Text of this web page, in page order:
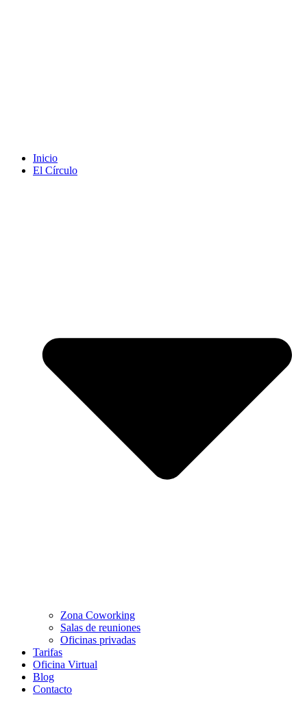
Inicio
El Círculo
Zona Coworking
Salas de reuniones
Oficinas privadas
Tarifas
Oficina Virtual
Blog
Contacto